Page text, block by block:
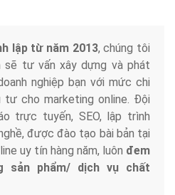
lập từ năm 2013, chúng tôi
sẽ tư vấn xây dựng và phát
nghiệp bạn với mức chi
cho marketing online. Đội
trực tuyến, SEO, lập trình
được đào tạo bài bản tại
uy tín hàng năm, luôn đem
sản phẩm/ dịch vụ chất